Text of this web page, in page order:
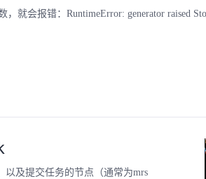
就会报错：RuntimeError: generator raised
以及提交任务的节点（通常为mrs